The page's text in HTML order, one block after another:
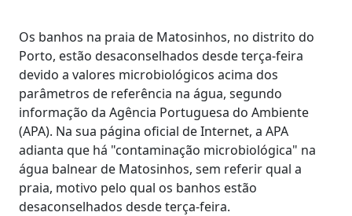
Os banhos na praia de Matosinhos, no distrito do
Porto, estão desaconselhados desde terça-feira
devido a valores microbiológicos acima dos
parâmetros de referência na água, segundo
informação da Agência Portuguesa do Ambiente
(APA). Na sua página oficial de Internet, a APA
adianta que há "contaminação microbiológica" na
água balnear de Matosinhos, sem referir qual a
praia, motivo pelo qual os banhos estão
desaconselhados desde terça-feira.